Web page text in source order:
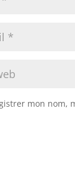
mon nom,